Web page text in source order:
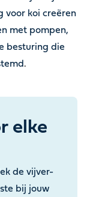
voor koi creëren
met pompen,
besturing die
.
elke
de vijver-
bij jouw